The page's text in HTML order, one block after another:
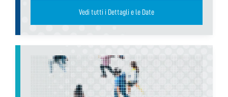
Vedi tutti i Dettagli e le Date